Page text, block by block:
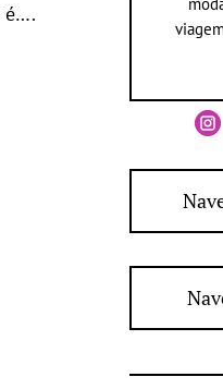
é….